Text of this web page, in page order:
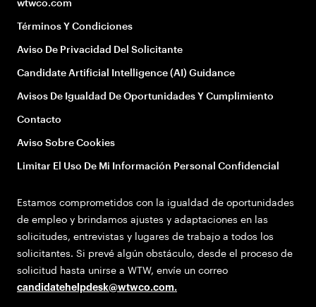
wtwco.com
Términos Y Condiciones
Aviso De Privacidad Del Solicitante
Candidate Artificial Intelligence (AI) Guidance
Avisos De Igualdad De Oportunidades Y Cumplimiento
Contacto
Aviso Sobre Cookies
Limitar El Uso De Mi Información Personal Confidencial
Estamos comprometidos con la igualdad de oportunidades
de empleo y brindamos ajustes y adaptaciones en las
solicitudes, entrevistas y lugares de trabajo a todos los
solicitantes. Si prevé algún obstáculo, desde el proceso de
solicitud hasta unirse a WTW, envíe un correo
candidatehelpdesk@wtwco.com.